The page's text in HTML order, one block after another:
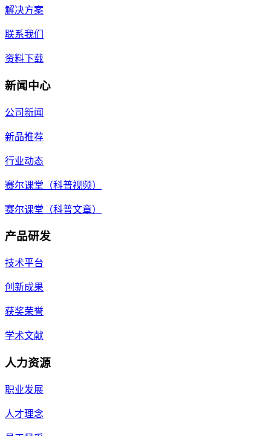
解决方案
联系我们
资料下载
新闻中心
公司新闻
新品推荐
行业动态
赛尔课堂（科普视频）
赛尔课堂（科普文章）
产品研发
技术平台
创新成果
获奖荣誉
学术文献
人力资源
职业发展
人才理念